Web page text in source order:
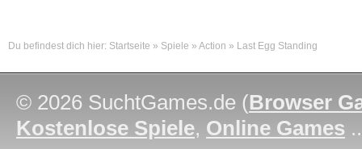
Du befindest dich hier: Startseite » Spiele » Action » Last Egg Standing
© 2026 SuchtGames.de (Browser
Kostenlose Spiele, Online Games